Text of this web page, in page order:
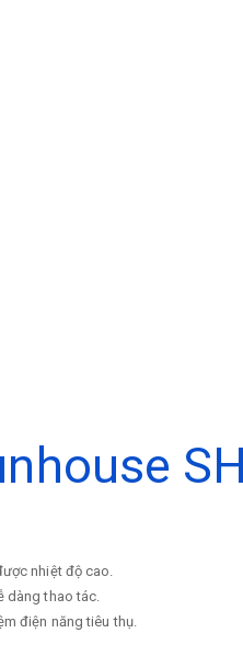
nhiệt độ cao.
dàng thao tác.
điện năng tiêu thụ.